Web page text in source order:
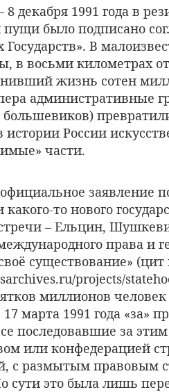
8 декабря 1991 года в
было подписано
В
в восьми километрах
жизнь сотен
административные
России
части.
заявление
какого-то нового
– Ельцин,
права и
существование» (цит
projects/
миллионов человек
марта 1991 года «за»
последовавшие за
или конфедерацией
с размытым правовым
сути это была лишь